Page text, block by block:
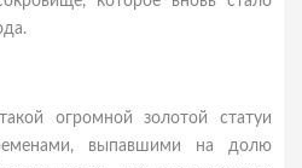
огромной золотой статуи
выпавшими на долю